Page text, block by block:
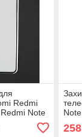
Redmi
Note
Premium
258